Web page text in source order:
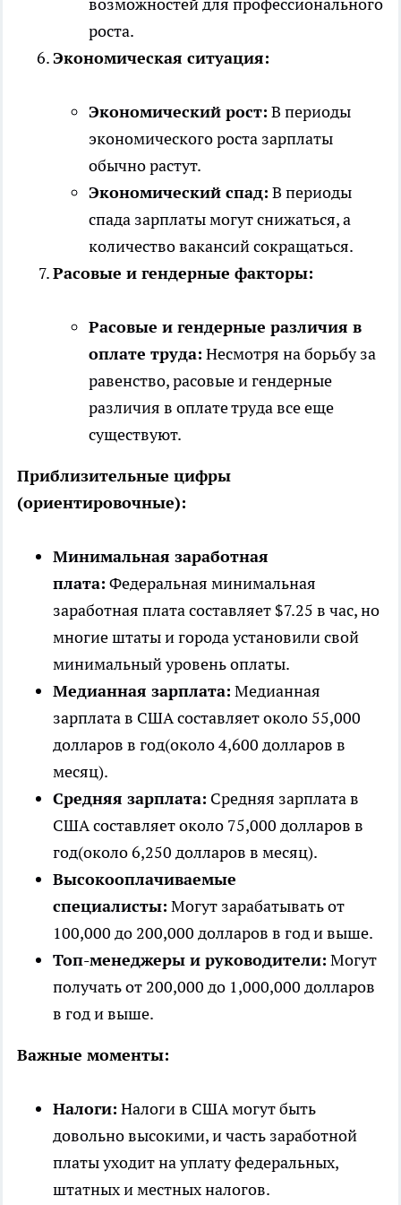
роста.
Экономическая ситуация:
Экономический рост: В периоды
экономического роста зарплаты
обычно растут.
Экономический спад: В периоды
спада зарплаты могут снижаться, а
количество вакансий сокращаться.
Расовые и гендерные факторы:
Расовые и гендерные различия в
оплате труда: Несмотря на борьбу за
равенство, расовые и гендерные
различия в оплате труда все еще
существуют.
Приблизительные цифры
(ориентировочные):
Минимальная заработная
плата: Федеральная минимальная
заработная плата составляет $7.25 в час, но
многие штаты и города установили свой
минимальный уровень оплаты.
Медианная зарплата: Медианная
зарплата в США составляет около 55,000
долларов в год(около 4,600 долларов в
месяц).
Средняя зарплата: Средняя зарплата в
США составляет около 75,000 долларов в
год(около 6,250 долларов в месяц).
Высокооплачиваемые
специалисты: Могут зарабатывать от
100,000 до 200,000 долларов в год и выше.
Топ-менеджеры и руководители: Могут
получать от 200,000 до 1,000,000 долларов
в год и выше.
Важные моменты:
Налоги: Налоги в США могут быть
довольно высокими, и часть заработной
платы уходит на уплату федеральных,
штатных и местных налогов.